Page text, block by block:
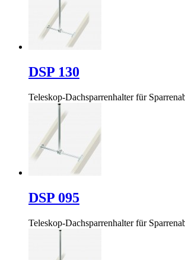
DSP 130
Teleskop-Dachsparrenhalter für
DSP 095
Teleskop-Dachsparrenhalter für